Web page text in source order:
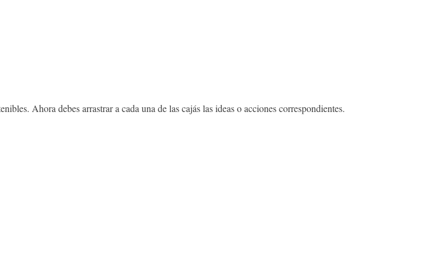
Ahora debes arrastrar a cada una de las cajás las ideas o acciones correspondientes.